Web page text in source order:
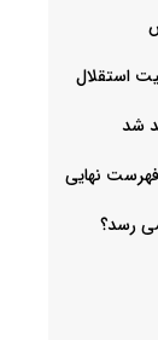
استقلال
شد
رسد؟